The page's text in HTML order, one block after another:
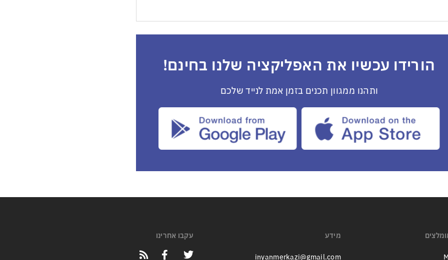
הורידו עכשיו את האפליקציה שלנו בחינם!
ותהנו ממגוון תכנים בזמן אמת לנייד שלכם
מידע
inyanmerkazi@gmail.com
עקבו אחרינו